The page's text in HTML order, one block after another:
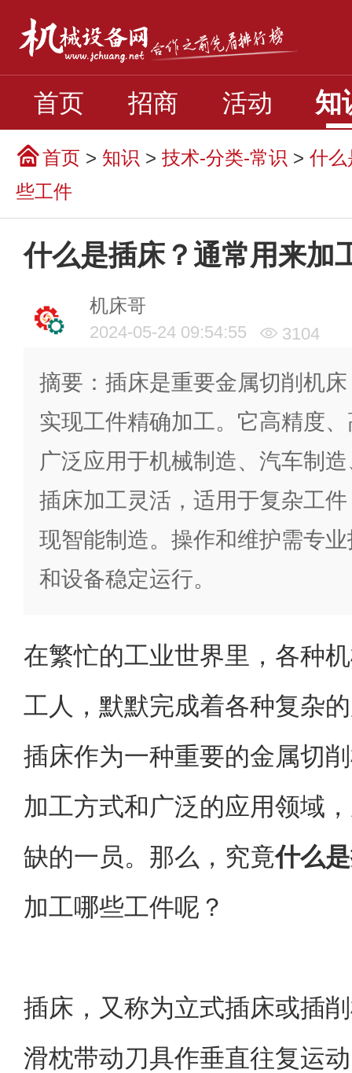
首页 招商 活动 知
首页 > 知识 > 技术-分类-常识 > 什么
些工件
什么是插床？通常用来加
机床哥
2024-05-24 09:54:55 3104
摘要：插床是重要金属切削机
实现工件精确加工。它高精度
广泛应用于机械制造、汽车制
插床加工灵活，适用于复杂工
现智能制造。操作和维护需专
和设备稳定运行。
在繁忙的工业世界里，各种
工人，默默完成着各种复杂
插床作为一种重要的金属切
加工方式和广泛的应用领域
缺的一员。那么，究竟什么
加工哪些工件呢？
插床，又称为立式插床或插
滑枕带动刀具作垂直往复运